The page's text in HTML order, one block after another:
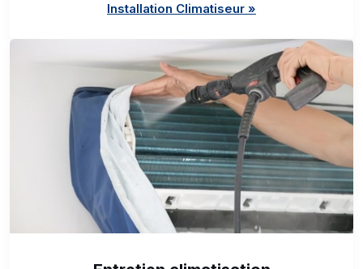
Installation Climatiseur »